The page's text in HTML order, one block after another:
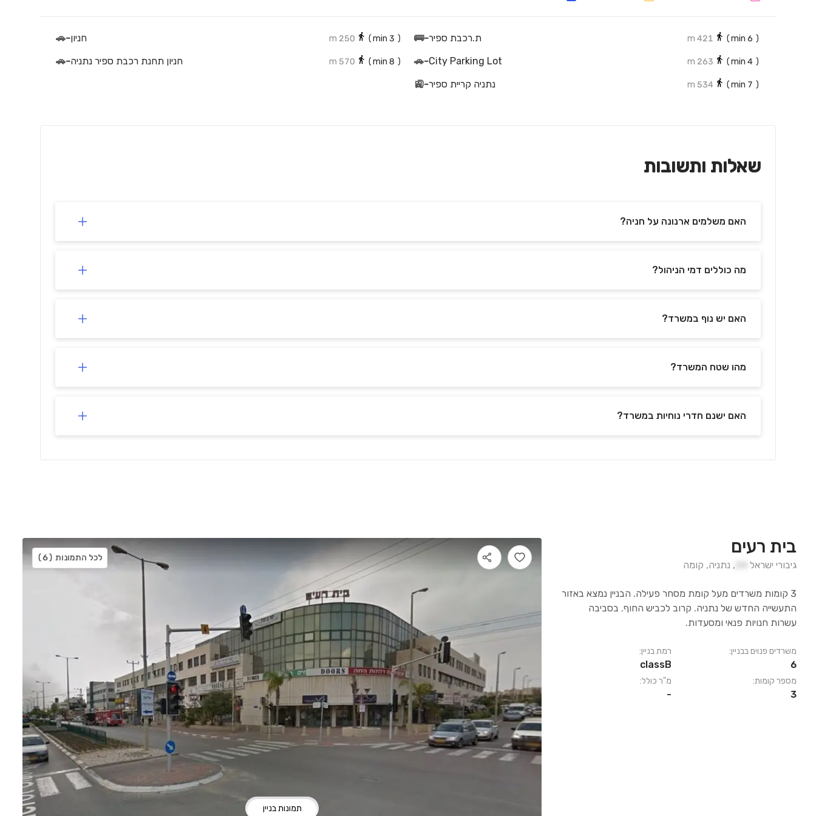
(
6
421 m ת.רכבת ספיר-
🚌
(
3
250 m חניון-
🚗
(
4
263 m
City Parking Lot
-
🚗
(
8
570 m חניון תחנת רכבת ספיר נתניה-
🚗
(
7
534 m נתניה קריית ספיר-
🚉
שאלות ותשובות
האם משלמים ארנונה על חניה?
מה כוללים דמי הניהול?
האם יש נוף במשרד?
מהו שטח המשרד?
האם ישנם חדרי נוחיות במשרד?
בית רעים
גיבורי ישראל , נתניה, קומה
3 קומות משרדים מעל קומת מסחר פעילה. הבניין נמצא באזור
התעשייה החדש של נתניה. קרוב לכביש החוף. בסביבה
עשרות חנויות פנאי ומסעדות.
משרדים פנוים בבניין:
6
מספר קומות:
3
רמת בניין:
classB
מ"ר כולל:
-
תמונות בניין
לכל התמונות (6)